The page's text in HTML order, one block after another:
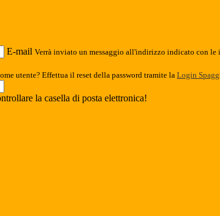
E-mail Verrà inviato un messaggio all'indirizzo indicato con le
utente? Effettua il reset della password tramite la Login
la casella di posta elettronica!